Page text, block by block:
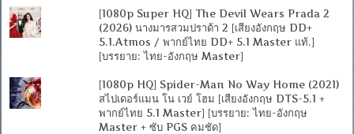
[1080p Super HQ] The Devil Wears Prada 2
(2026) นางมารสวมปราด้า 2 [เสียงอังกฤษ DD+
5.1.Atmos / พากย์ไทย DD+ 5.1 Master แท้.]
[บรรยาย: ไทย-อังกฤษ Master]
[1080p HQ] Spider-Man No Way Home (2021)
สไปเดอร์แมน โน เวย์ โฮม [เสียงอังกฤษ DTS-5.1 +
พากย์ไทย 5.1 Master] [บรรยาย: ไทย-อังกฤษ
Master + ซับ PGS คมชัด]